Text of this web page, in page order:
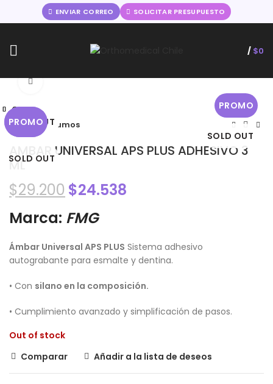
ENVIAR CORREO SOLICITAR PRESUPUESTO
/ $0
PROMO
SOLD OUT
Click to enlarge
Home Insumos
AMBAR UNIVERSAL APS PLUS ADHESIVO 3
ML
$29.200 $24.538
Marca: FMG
Ámbar Universal APS PLUS Sistema adhesivo
autograbante para esmalte y dentina.
• Con silano en la composición.
• Cumplimiento avanzado y simplificación de pasos.
Out of stock
Comparar
Añadir a la lista de deseos
Cerrar
SOLD OUT
Cerrar
Cerrar
SOLD OUT
Cerrar
PROMO
Cerrar
Cerrar
Cerrar
PROMO
SOLD OUT
Cerrar